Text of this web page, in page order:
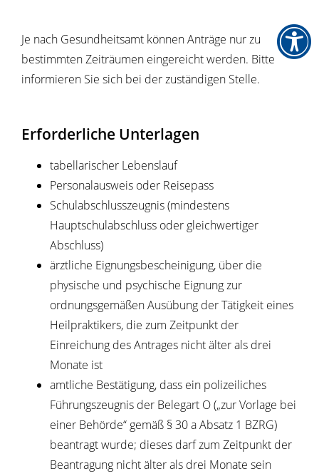
Je nach Gesundheitsamt können Anträge nur zu
bestimmten Zeiträumen eingereicht werden. Bitte
informieren Sie sich bei der zuständigen Stelle.
Erforderliche Unterlagen
tabellarischer Lebenslauf
Personalausweis oder Reisepass
Schulabschlusszeugnis (mindestens
Hauptschulabschluss oder gleichwertiger
Abschluss)
ärztliche Eignungsbescheinigung, über die
physische und psychische Eignung zur
ordnungsgemäßen Ausübung der Tätigkeit eines
Heilpraktikers, die zum Zeitpunkt der
Einreichung des Antrages nicht älter als drei
Monate ist
amtliche Bestätigung, dass ein polizeiliches
Führungszeugnis der Belegart O („zur Vorlage bei
einer Behörde“ gemäß § 30 a Absatz 1 BZRG)
beantragt wurde; dieses darf zum Zeitpunkt der
Beantragung nicht älter als drei Monate sein